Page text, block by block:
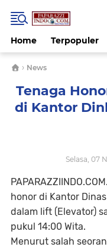
Home Terpopuler
› News
Tenaga
di Kantor
Selasa, 07
honor di Kantor
dalam lift (Elevator)
pukul 14:00 Wita.
Menurut salah